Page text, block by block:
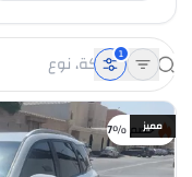
1
خصم %7مميز